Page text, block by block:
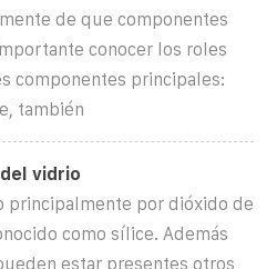
de que componentes
conocer los roles
componentes principales:
también
vidrio
principalmente por dióxido de
como sílice. Además
estar presentes otros